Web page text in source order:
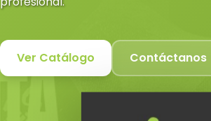
Ver Catálogo Contáctanos